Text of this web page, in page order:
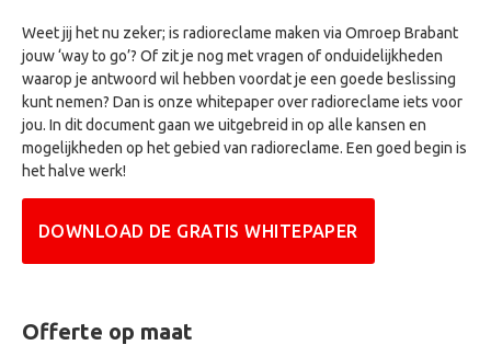
Weet jij het nu zeker; is radioreclame maken via Omroep Brabant
jouw ‘way to go’? Of zit je nog met vragen of onduidelijkheden
waarop je antwoord wil hebben voordat je een goede beslissing
kunt nemen? Dan is onze whitepaper over radioreclame iets voor
jou. In dit document gaan we uitgebreid in op alle kansen en
mogelijkheden op het gebied van radioreclame. Een goed begin is
het halve werk!
DOWNLOAD DE GRATIS WHITEPAPER
Offerte op maat